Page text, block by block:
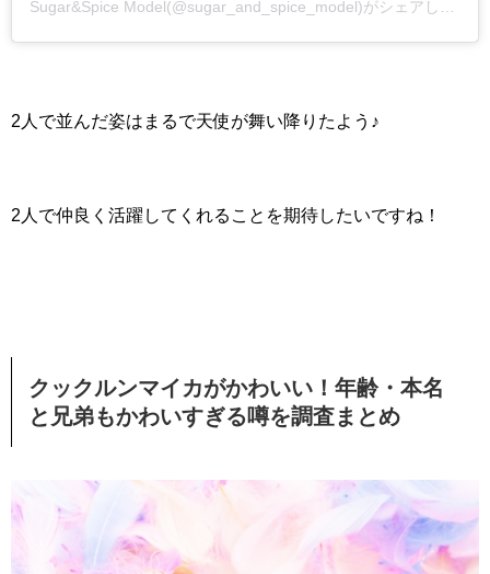
2人で並んだ姿はまるで天使が舞い降りたよう♪
2人で仲良く活躍してくれることを期待したいですね！
クックルンマイカがかわいい！年齢・本名
と兄弟もかわいすぎる噂を調査まとめ